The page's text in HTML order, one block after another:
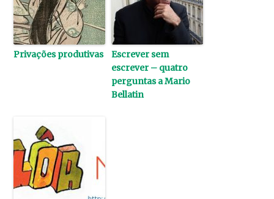
Privações produtivas
Escrever sem
escrever – quatro
perguntas a Mario
Bellatin